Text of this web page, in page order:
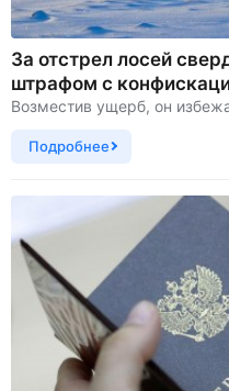
За отстрел лосей
штрафом с
Возместив ущерб, он
Подробнее